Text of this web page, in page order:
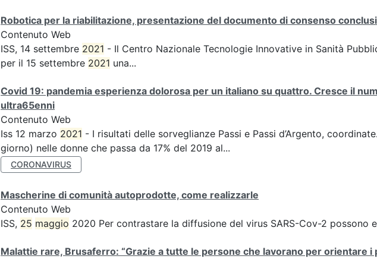
Robotica per la riabilitazione, presentazione del documento di consenso
Contenuto Web
ISS, 14 settembre 2021 - Il Centro Nazionale Tecnologie Innovative in Sanità
per il 15 settembre 2021 una...
Covid 19: pandemia esperienza dolorosa per un italiano su quattro. Cresce il
ultra65enni
Contenuto Web
Iss 12 marzo 2021 - I risultati delle sorveglianze Passi e Passi d’Argento,
giorno) nelle donne che passa da 17% del 2019 al...
CORONAVIRUS
Mascherine di comunità autoprodotte, come realizzarle
Contenuto Web
ISS, 25 maggio 2020 Per contrastare la diffusione del virus SARS-Cov-2 possono
Malattie rare, Brusaferro: “Grazie a tutte le persone che lavorano per orientare